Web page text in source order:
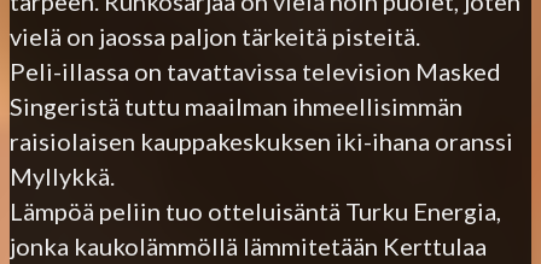
vielä on jaossa paljon tärkeitä pisteitä.
Peli-illassa on tavattavissa television Masked
Singeristä tuttu maailman ihmeellisimmän
raisiolaisen kauppakeskuksen iki-ihana oranssi
Myllykkä.
Lämpöä peliin tuo otteluisäntä Turku Energia,
jonka kaukolämmöllä lämmitetään Kerttulaa